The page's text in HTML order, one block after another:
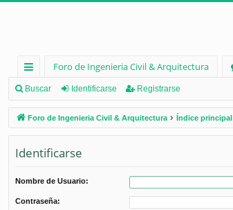
nl
ac
es
rá
Foro de Ingenieria Civil & Arquitectura
Buscar Identificarse Registrarse
Foro de Ingenieria Civil & Arquitectura Índice principal
Identificarse
Nombre de Usuario:
Contraseña: